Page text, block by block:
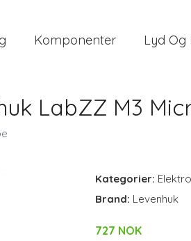
Komponenter Lyd Og
LabZZ M3
Kategorier: Elektro
Brand: Levenhuk
727 NOK